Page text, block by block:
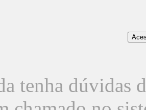
tenha dúvidas